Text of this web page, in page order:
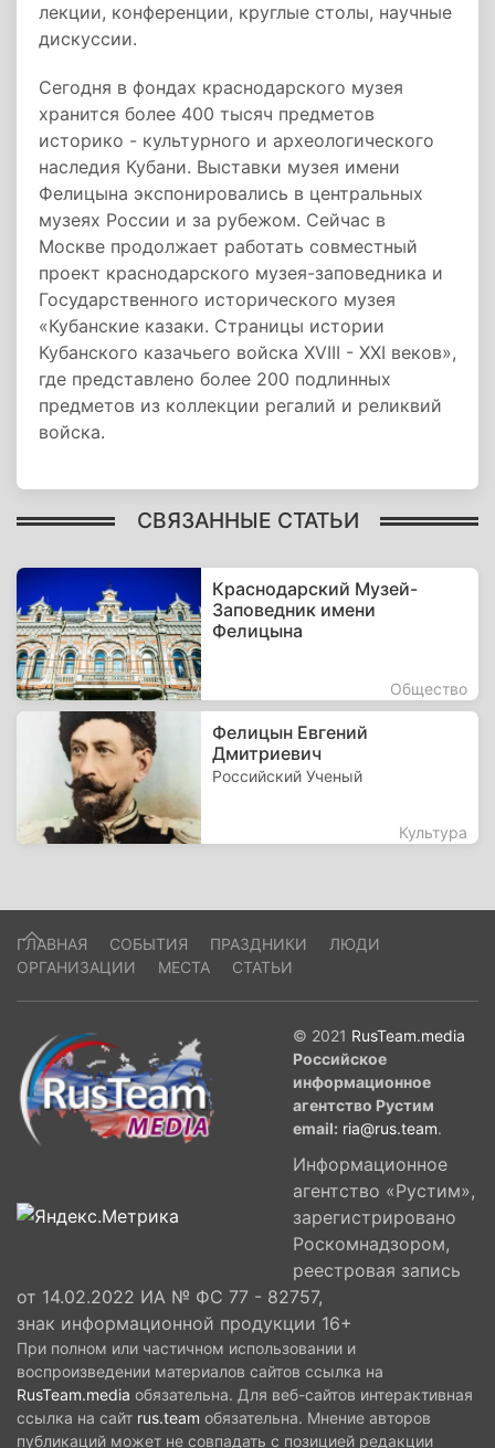
лекции, конференции, круглые столы, научные
дискуссии.
Сегодня в фондах краснодарского музея
хранится более 400 тысяч предметов
историко - культурного и археологического
наследия Кубани. Выставки музея имени
Фелицына экспонировались в центральных
музеях России и за рубежом. Сейчас в
Москве продолжает работать совместный
проект краснодарского музея-заповедника и
Государственного исторического музея
«Кубанские казаки. Страницы истории
Кубанского казачьего войска XVIII - XXI веков»,
где представлено более 200 подлинных
предметов из коллекции регалий и реликвий
войска.
СВЯЗАННЫЕ СТАТЬИ
Краснодарский Музей-
Заповедник имени
Фелицына
Общество
Фелицын Евгений
Дмитриевич
Российский Ученый
Культура
ГЛАВНАЯ СОБЫТИЯ ПРАЗДНИКИ
ЛЮДИ
ОРГАНИЗАЦИИ
МЕСТА СТАТЬИ
© 2021 RusTeam.media
Российское
информационное
агентство Рустим
email: ria@rus.team.
Информационное
агентство «Рустим»,
зарегистрировано
Роскомнадзором,
реестровая запись
от 14.02.2022 ИА № ФС 77 - 82757,
знак информационной продукции 16+
При полном или частичном использовании и
воспроизведении материалов сайтов ссылка на
RusTeam.media обязательна. Для веб-сайтов интерактивная
ссылка на сайт rus.team обязательна. Мнение авторов
публикаций может не совпадать с позицией редакции